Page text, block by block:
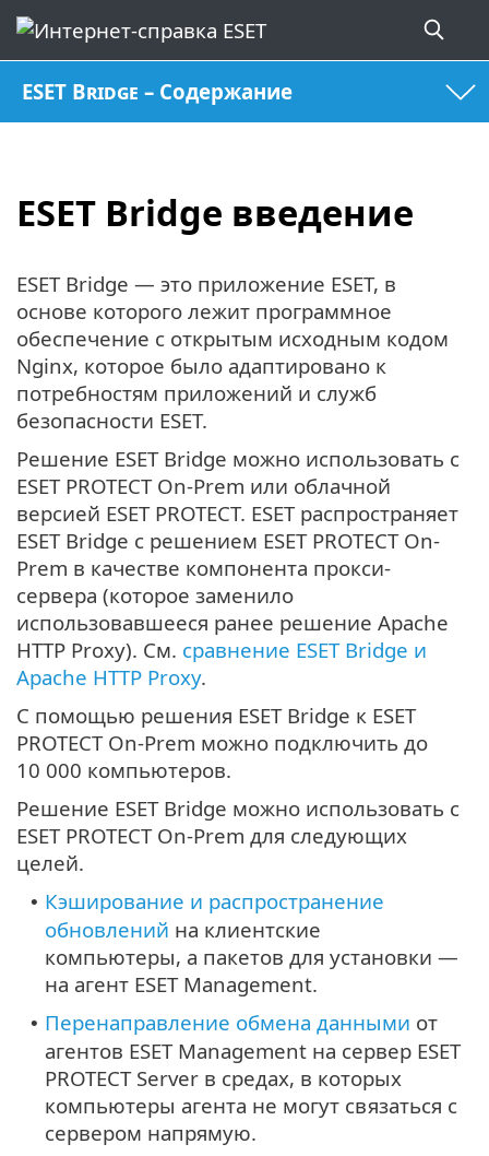
ESET Bridge – Содержание
ESET Bridge введение
ESET Bridge — это приложение ESET, в
основе которого лежит программное
обеспечение с открытым исходным кодом
Nginx, которое было адаптировано к
потребностям приложений и служб
безопасности ESET.
Решение ESET Bridge можно использовать с
ESET PROTECT On-Prem или облачной
версией ESET PROTECT. ESET распространяет
ESET Bridge с решением ESET PROTECT On-
Prem в качестве компонента прокси-
сервера (которое заменило
использовавшееся ранее решение Apache
HTTP Proxy). См. сравнение ESET Bridge и
Apache HTTP Proxy.
С помощью решения ESET Bridge к ESET
PROTECT On-Prem можно подключить до
10 000 компьютеров.
Решение ESET Bridge можно использовать с
ESET PROTECT On-Prem для следующих
целей.
• Кэширование и распространение
обновлений на клиентские
компьютеры, а пакетов для установки —
на агент ESET Management.
• Перенаправление обмена данными от
агентов ESET Management на сервер ESET
PROTECT Server в средах, в которых
компьютеры агента не могут связаться с
сервером напрямую.